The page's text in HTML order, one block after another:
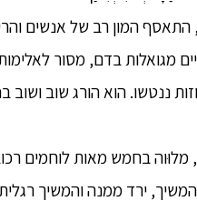
המון רב של אנשים
מגואלות בדם, מסור
ננטשו. הוא הורג שוב ושוב
בחמש מאות לוחמים
ירד ממנה והמשיך